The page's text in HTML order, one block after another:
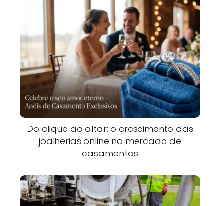
Do clique ao altar: o crescimento das
joalherias online no mercado de
casamentos